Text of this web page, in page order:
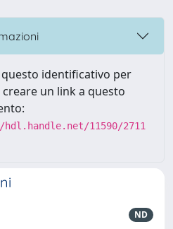
identificativo per
un link a questo
11590/2711
ND